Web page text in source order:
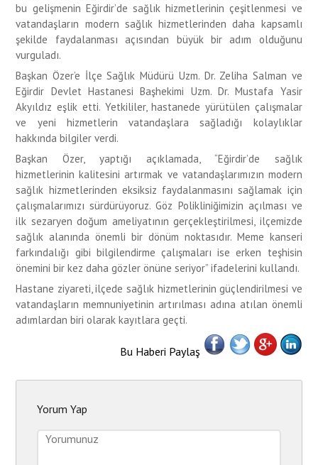
bu gelişmenin Eğirdir’de sağlık hizmetlerinin çeşitlenmesi ve
vatandaşların modern sağlık hizmetlerinden daha kapsamlı
şekilde faydalanması açısından büyük bir adım olduğunu
vurguladı.
Başkan Özer’e İlçe Sağlık Müdürü Uzm. Dr. Zeliha Salman ve
Eğirdir Devlet Hastanesi Başhekimi Uzm. Dr. Mustafa Yasir
Akyıldız eşlik etti. Yetkililer, hastanede yürütülen çalışmalar
ve yeni hizmetlerin vatandaşlara sağladığı kolaylıklar
hakkında bilgiler verdi.
Başkan Özer, yaptığı açıklamada, “Eğirdir’de sağlık
hizmetlerinin kalitesini artırmak ve vatandaşlarımızın modern
sağlık hizmetlerinden eksiksiz faydalanmasını sağlamak için
çalışmalarımızı sürdürüyoruz. Göz Polikliniğimizin açılması ve
ilk sezaryen doğum ameliyatının gerçekleştirilmesi, ilçemizde
sağlık alanında önemli bir dönüm noktasıdır. Meme kanseri
farkındalığı gibi bilgilendirme çalışmaları ise erken teşhisin
önemini bir kez daha gözler önüne seriyor” ifadelerini kullandı.
Hastane ziyareti, ilçede sağlık hizmetlerinin güçlendirilmesi ve
vatandaşların memnuniyetinin artırılması adına atılan önemli
adımlardan biri olarak kayıtlara geçti.
Bu Haberi Paylaş
Yorum Yap